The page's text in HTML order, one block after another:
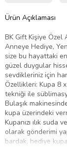
Ürün Açıklaması
BK Gift Kişiye Özel
Anneye Hediye,
size bu hayattaki en
güzel duygular
sevdikleriniz için
Özellikleri: Kupa 8
tekniği ile
Bulaşık
kupa üzerindeki
Kupanızı ılık suda
olarak gönderimi
bardak, hediye